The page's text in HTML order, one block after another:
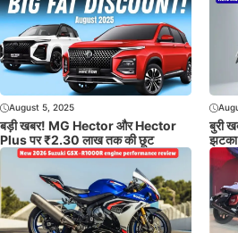
August 5, 2025
बड़ी खबर! MG Hector और Hector
Plus पर ₹2.30 लाख तक की छूट
बुरी
झटका